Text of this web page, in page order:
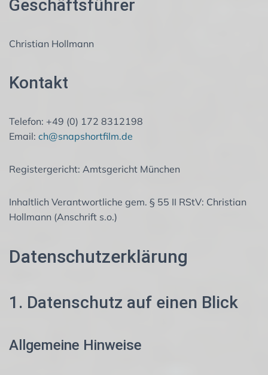
Geschäftsführer
Christian Hollmann
Kontakt
Telefon: +49 (0) 172 8312198
Email: ch@snapshortfilm.de
Registergericht: Amtsgericht München
Inhaltlich Verantwortliche gem. § 55 II RStV: Christian
Hollmann (Anschrift s.o.)
Datenschutzerklärung
1. Datenschutz auf einen Blick
Allgemeine Hinweise